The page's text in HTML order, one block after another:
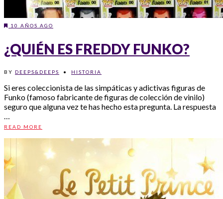
10 AÑOS AGO
¿QUIÉN ES FREDDY FUNKO?
BY DEEPS&DEEPS • HISTORIA
Si eres coleccionista de las simpáticas y adictivas figuras de
Funko (famoso fabricante de figuras de colección de vinilo)
seguro que alguna vez te has hecho esta pregunta. La respuesta
…
READ MORE